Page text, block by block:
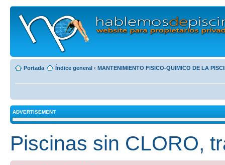
Portada Índice general ‹ MANTENIMIENTO FISICO-QUIMICO DE LA
ADVERTISEMENT
Piscinas sin CLORO,